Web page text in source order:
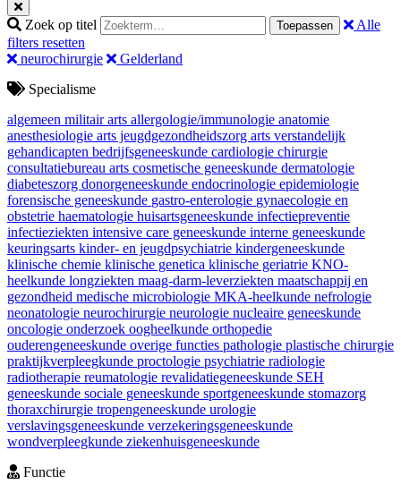
Zoek op titel Toepassen
Alle
filters resetten
neurochirurgie
Gelderland
Specialisme
algemeen militair arts allergologie/immunologie anatomie
anesthesiologie arts jeugdgezondheidszorg arts verstandelijk
gehandicapten bedrijfsgeneeskunde cardiologie chirurgie
consultatiebureau arts cosmetische geneeskunde dermatologie
diabeteszorg donorgeneeskunde endocrinologie epidemiologie
forensische geneeskunde gastro-enterologie gynaecologie en
obstetrie haematologie huisartsgeneeskunde infectiepreventie
infectieziekten intensive care geneeskunde interne geneeskunde
keuringsarts kinder- en jeugdpsychiatrie kindergeneeskunde
klinische chemie klinische genetica klinische geriatrie KNO-
heelkunde longziekten maag-darm-leverziekten maatschappij en
gezondheid medische microbiologie MKA-heelkunde nefrologie
neonatologie neurochirurgie neurologie nucleaire geneeskunde
oncologie onderzoek oogheelkunde orthopedie
ouderengeneeskunde overige functies pathologie plastische chirurgie
praktijkverpleegkunde proctologie psychiatrie radiologie
radiotherapie reumatologie revalidatiegeneeskunde SEH
geneeskunde sociale geneeskunde sportgeneeskunde stomazorg
thoraxchirurgie tropengeneeskunde urologie
verslavingsgeneeskunde verzekeringsgeneeskunde
wondverpleegkunde ziekenhuisgeneeskunde
Functie